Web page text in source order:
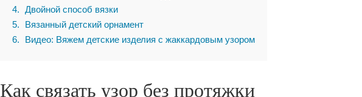
4
Двойной способ вязки
5
Вязанный детский орнамент
6
Видео: Вяжем детские изделия с жаккардовым узором
Как связать узор без протяжки